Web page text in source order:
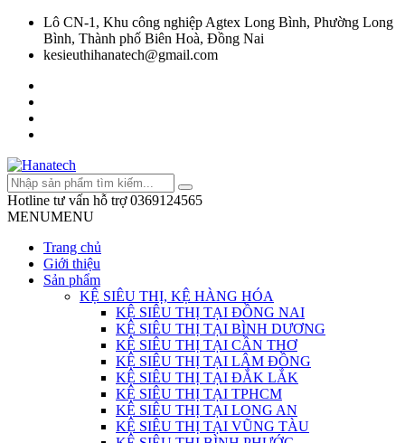
Lô CN-1, Khu công nghiệp Agtex Long Bình, Phường Long
Bình, Thành phố Biên Hoà, Đồng Nai
kesieuthihanatech@gmail.com
Hotline tư vấn hỗ trợ 0369124565
MENUMENU
Trang chủ
Giới thiệu
Sản phẩm
KỆ SIÊU THỊ, KỆ HÀNG HÓA
KỆ SIÊU THỊ TẠI ĐỒNG NAI
KỆ SIÊU THỊ TẠI BÌNH DƯƠNG
KỆ SIÊU THỊ TẠI CẦN THƠ
KỆ SIÊU THỊ TẠI LÂM ĐỒNG
KỆ SIÊU THỊ TẠI ĐẮK LẮK
KỆ SIÊU THỊ TẠI TPHCM
KỆ SIÊU THỊ TẠI LONG AN
KỆ SIÊU THỊ TẠI VŨNG TÀU